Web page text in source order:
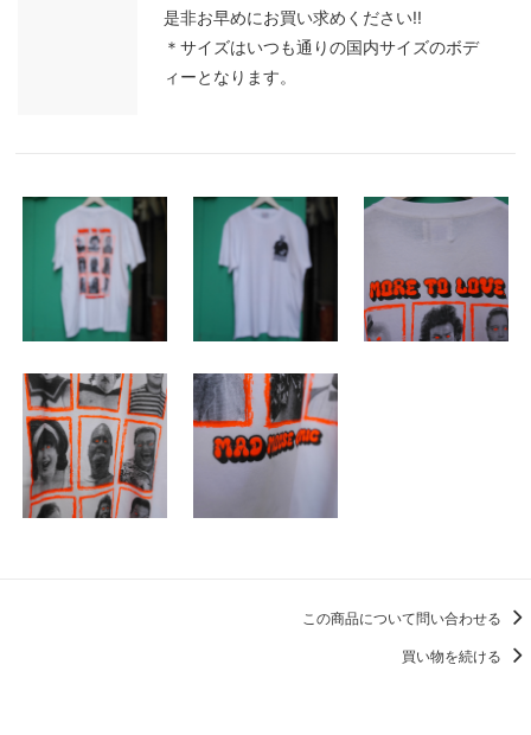
是非お早めにお買い求めください!!
＊サイズはいつも通りの国内サイズのボデ
ィーとなります。
この商品について問い合わせる
買い物を続ける